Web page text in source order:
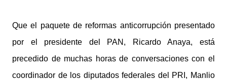
Que el paquete de reformas anticorrupción presentado
por el presidente del PAN, Ricardo Anaya, está
precedido de muchas horas de conversaciones con el
coordinador de los diputados federales del PRI, Manlio